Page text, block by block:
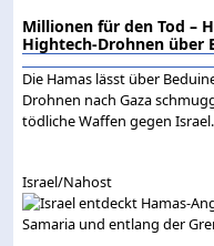
Millionen für den Tod –
Hightech-Drohnen über
Die Hamas lässt über
Drohnen nach Gaza
tödliche Waffen gegen
Israel/Nahost